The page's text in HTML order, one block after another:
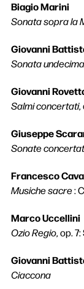
Biagio Marini
Sonata sopra la
Giovanni
Sonata undecima
Giovanni
Salmi concertati,
Giuseppe
Sonate
Francesco
Musiche sacre:
Marco Uccellini
Ozio Regio, op.
Giovanni
Ciaccona